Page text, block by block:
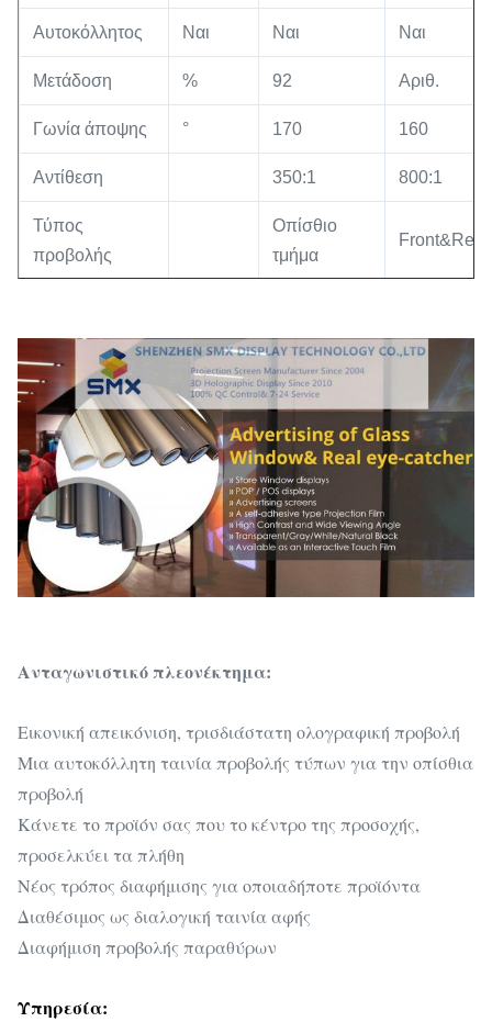
Αυτοκόλλητος Ναι Ναι Ναι
Μετάδοση % 92 Αριθ.
Γωνία άποψης ° 170 160
Αντίθεση 350:1 800:1
Τύπος
προβολής
Οπίσθιο
τμήμα
Front&Rear
Εφαρμογή
Εσωτερικός
υπαίθριος
(Προθήκη,
επίδειξη
διαφήμισης)
(Παράθυρο
εγχώριος
Ανταγωνιστικό πλεονέκτημα:
Εικονική απεικόνιση, τρισδιάστατη ολογραφική προβολή
Μια αυτοκόλλητη ταινία προβολής τύπων για την οπίσθια
προβολή
Κάνετε το προϊόν σας που το κέντρο της προσοχής,
προσελκύει τα πλήθη
Νέος τρόπος διαφήμισης για οποιαδήποτε προϊόντα
Διαθέσιμος ως διαλογική ταινία αφής
Διαφήμιση προβολής παραθύρων
Υπηρεσία: